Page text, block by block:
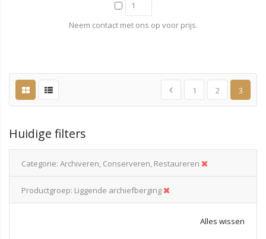
Neem contact met ons op voor prijs.
1 2 3
Huidige filters
Categorie Archiveren, Conserveren, Restaureren
Productgroep Liggende archiefberging
Alles wissen